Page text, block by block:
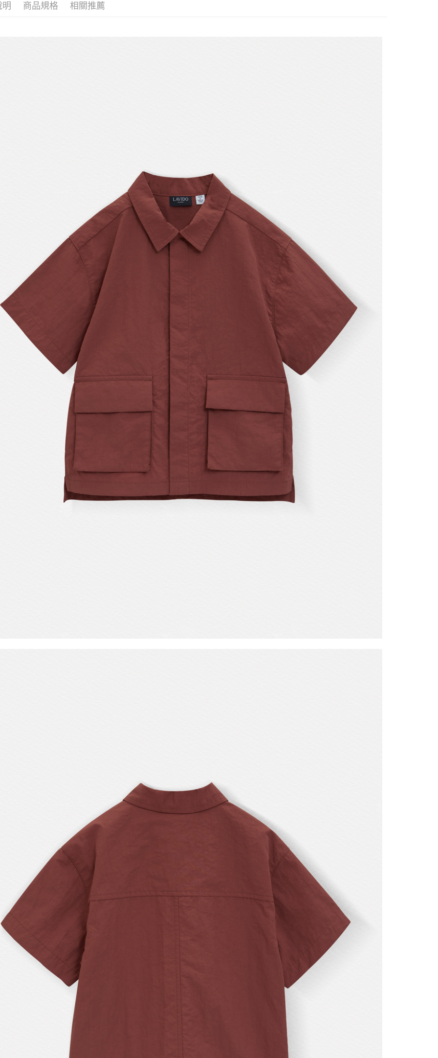
明 商品規格 相關推薦